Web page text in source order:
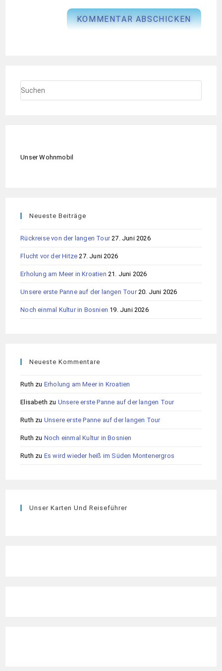
Unser Wohnmobil
Neueste Beiträge
Rückreise von der langen Tour 27. Juni 2026
Flucht vor der Hitze 27. Juni 2026
Erholung am Meer in Kroatien 21. Juni 2026
Unsere erste Panne auf der langen Tour 20. Juni 2026
Noch einmal Kultur in Bosnien 19. Juni 2026
Neueste Kommentare
Ruth zu Erholung am Meer in Kroatien
Elisabeth zu Unsere erste Panne auf der langen Tour
Ruth zu Unsere erste Panne auf der langen Tour
Ruth zu Noch einmal Kultur in Bosnien
Ruth zu Es wird wieder heiß im Süden Montenergros
Unser Karten Und Reiseführer